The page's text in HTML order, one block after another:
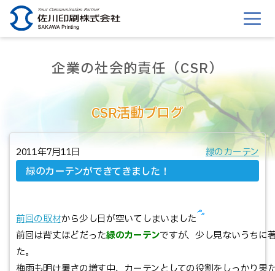
このページの本文へ移動
企業の社会的責任（CSR）
CSR活動ブログ
緑のカーテン
2011年7月11日
緑のカーテンができてきました！
前回の取材から少し日が空いてしまいました
前回は背丈ほどだった緑のカーテンですが、少し見ないうちに
た。